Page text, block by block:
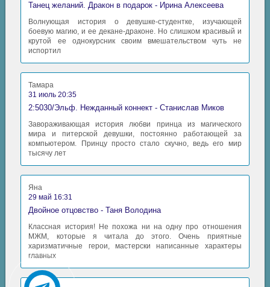
Танец желаний. Дракон в подарок - Ирина Алексеева
Волнующая история о девушке-студентке, изучающей
боевую магию, и ее декане-драконе. Но слишком красивый и
крутой ее однокурсник своим вмешательством чуть не
испортил
Тамара
31 июль 20:35
2:5030/Эльф. Нежданный коннект - Станислав Миков
Завораживающая история любви принца из магического
мира и питерской девушки, постоянно работающей за
компьютером. Принцу просто стало скучно, ведь его мир
тысячу лет
Яна
29 май 16:31
Двойное отцовство - Таня Володина
Классная история! Не похожа ни на одну про отношения
МЖМ, которые я читала до этого. Очень приятные
харизматичные герои, мастерски написанные характеры
главных